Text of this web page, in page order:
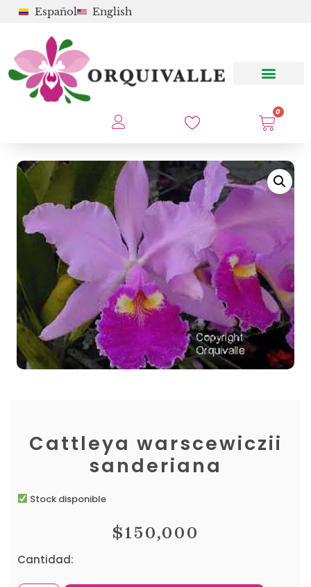
Español English
0
Cattleya warscewiczii
sanderiana
Stock disponible
$150,000
Cantidad: